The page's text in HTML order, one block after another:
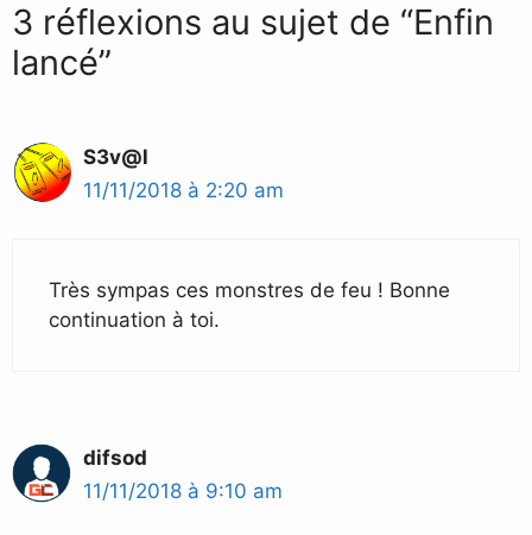
3 réflexions au sujet de “Enfin
lancé”
S3v@l
11/11/2018 à 2:20 am
Très sympas ces monstres de feu ! Bonne
continuation à toi.
difsod
11/11/2018 à 9:10 am